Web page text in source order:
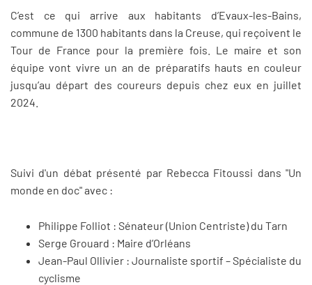
C’est ce qui arrive aux habitants d’Evaux-les-Bains,
commune de 1300 habitants dans la Creuse, qui reçoivent le
Tour de France pour la première fois. Le maire et son
équipe vont vivre un an de préparatifs hauts en couleur
jusqu’au départ des coureurs depuis chez eux en juillet
2024.
Suivi d'un débat présenté par Rebecca Fitoussi dans "Un
monde en doc" avec :
Philippe Folliot : Sénateur (Union Centriste) du Tarn
Serge Grouard : Maire d’Orléans
Jean-Paul Ollivier : Journaliste sportif – Spécialiste du
cyclisme